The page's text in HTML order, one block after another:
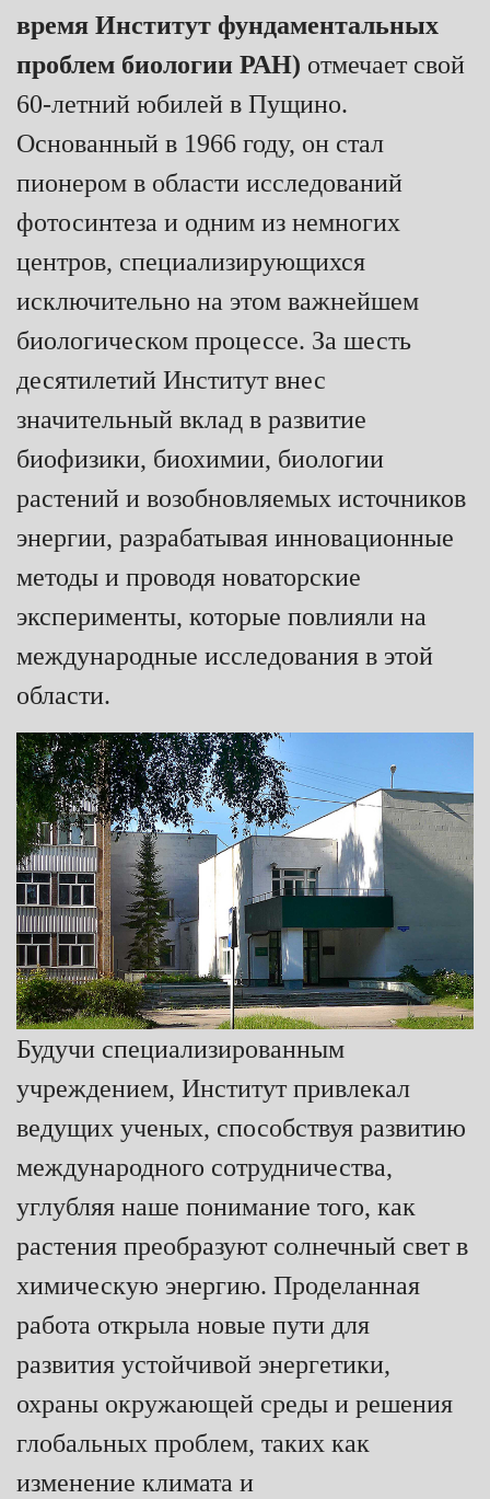
время Институт фундаментальных
проблем биологии РАН) отмечает свой
60-летний юбилей в Пущино.
Основанный в 1966 году, он стал
пионером в области исследований
фотосинтеза и одним из немногих
центров, специализирующихся
исключительно на этом важнейшем
биологическом процессе. За шесть
десятилетий Институт внес
значительный вклад в развитие
биофизики, биохимии, биологии
растений и возобновляемых источников
энергии, разрабатывая инновационные
методы и проводя новаторские
эксперименты, которые повлияли на
международные исследования в этой
области.
Будучи специализированным
учреждением, Институт привлекал
ведущих ученых, способствуя развитию
международного сотрудничества,
углубляя наше понимание того, как
растения преобразуют солнечный свет в
химическую энергию. Проделанная
работа открыла новые пути для
развития устойчивой энергетики,
охраны окружающей среды и решения
глобальных проблем, таких как
изменение климата и